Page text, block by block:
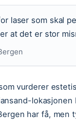
laser som skal
at det er stor
vurderer
har få,